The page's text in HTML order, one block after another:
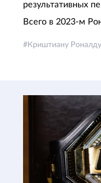
результативных
Всего в 2023-м
Криштиану Роналду